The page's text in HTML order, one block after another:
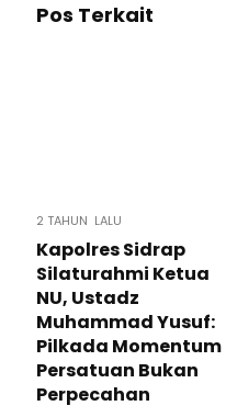
Pos Terkait
2 TAHUN LALU
Kapolres Sidrap
Silaturahmi Ketua
NU, Ustadz
Muhammad Yusuf:
Pilkada Momentum
Persatuan Bukan
Perpecahan